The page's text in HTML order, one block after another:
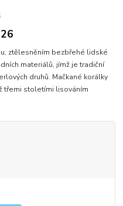
ztělesněním bezbřehé lidské
materiálů, jímž je tradiční
druhů. Mačkané korálky
třemi stoletími lisováním